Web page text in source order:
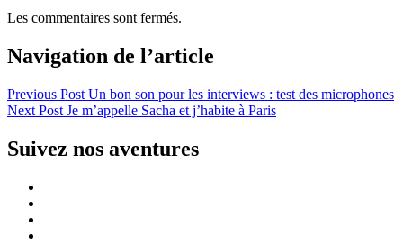
Les commentaires sont fermés.
Navigation de l’article
Previous Post Un bon son pour les interviews : test des microphones
Next Post Je m’appelle Sacha et j’habite à Paris
Suivez nos aventures